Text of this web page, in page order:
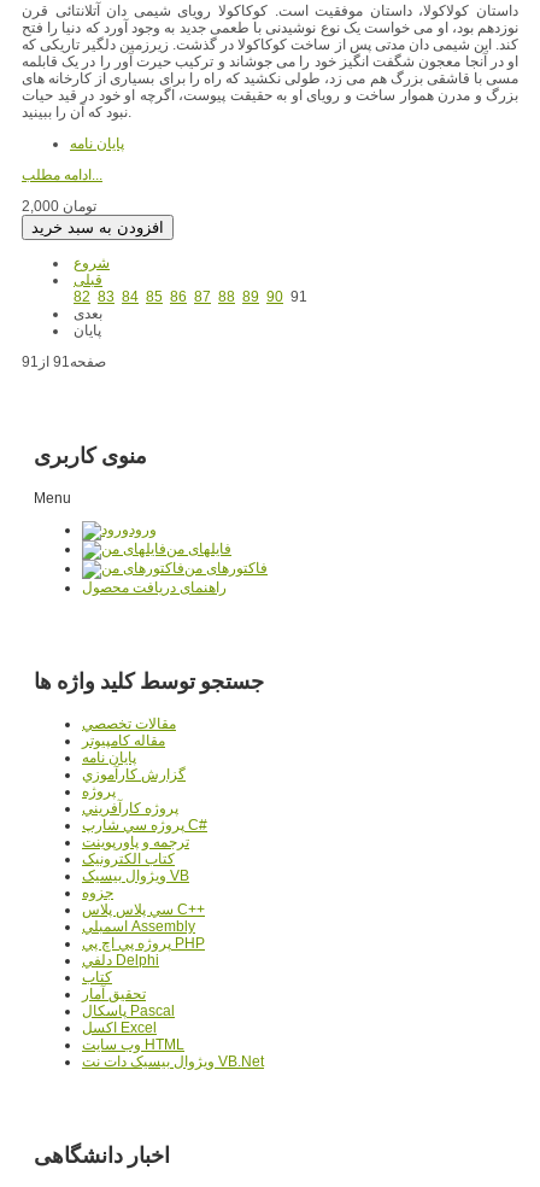
داستان کولاکولا، داستان موفقیت است. کوکاکولا رویای شیمی دان آتلانتائی قرن
نوزدهم بود، او می خواست یک نوع نوشیدنی با طعمی جدید به وجود آورد که دنیا را فتح
کند. این شیمی دان مدتی پس از ساخت کوکاکولا در گذشت. زیرزمین دلگیر تاریکی که
او در آنجا معجون شگفت انگیز خود را می جوشاند و ترکیب حیرت آور را در یک قابلمه
مسی با قاشقی بزرگ هم می زد، طولی نکشید که راه را برای بسیاری از کارخانه های
بزرگ و مدرن هموار ساخت و رویای او به حقیقت پیوست، اگرچه او خود در قید حیات
نبود که آن را ببینید.
پایان نامه
ادامه مطلب...
2,000 تومان
شروع
قبلی
82 83 84 85 86 87 88 89 90 91
بعدی
پایان
صفحه91 از91
منوی کاربری
Menu
ورود
فایلهای من
فاکتورهای من
راهنمای دریافت محصول
جستجو توسط کلید واژه ها
مقالات تخصصي
مقاله کامپیوتر
پایان نامه
گزارش کارآموزي
پروژه
پروژه کارآفريني
پروژه سي شارپ C#
ترجمه و پاورپوينت
کتاب الکترونيک
ويژوال بيسيک VB
جزوه
سي پلاس پلاس C++
اسمبلي Assembly
پروژه پي اچ پي PHP
دلفي Delphi
کتاب
تحقيق آمار
پاسکال Pascal
اکسل Excel
وب سايت HTML
ويژوال بيسيک دات نت VB.Net
اخبار دانشگاهی